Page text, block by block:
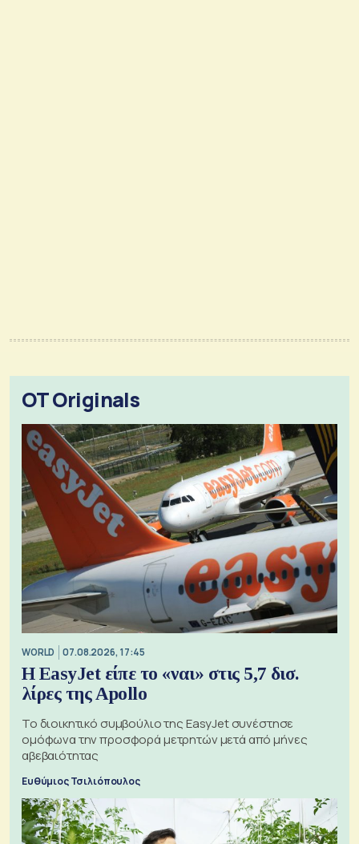
OT Originals
WORLD 07.08.2026, 17:45
Η EasyJet είπε το «ναι» στις 5,7 δισ.
λίρες της Apollo
Το διοικητικό συμβούλιο της EasyJet συνέστησε
ομόφωνα την προσφορά μετρητών μετά από μήνες
αβεβαιότητας
Ευθύμιος Τσιλιόπουλος